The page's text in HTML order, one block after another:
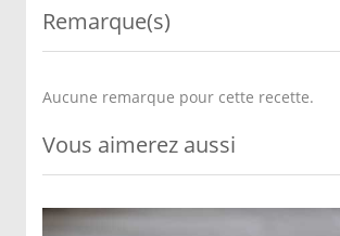
Remarque(s)
Aucune remarque pour cette recette.
Vous aimerez aussi